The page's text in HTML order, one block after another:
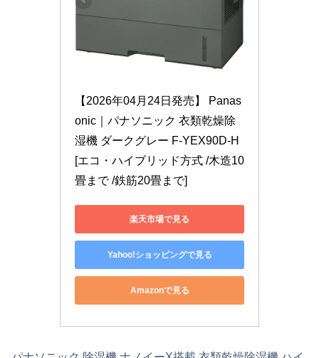
【2026年04月24日発売】 Panas
onic｜パナソニック 衣類乾燥除
湿機 ダークグレー F-YEX90D-H
[エコ・ハイブリッド方式 /木造10
畳まで /鉄筋20畳まで]
楽天市場で見る
Yahoo!ショッピングで見る
Amazonで見る